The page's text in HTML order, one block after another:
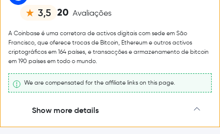
3,5 20 Avaliações
A Coinbase é uma corretora de activos digitais com sede em São
Francisco, que oferece trocas de Bitcoin, Ethereum e outros activos
criptográficos em 164 países, e transacções e armazenamento de bitcoin
em 190 países em todo o mundo.
We are compensated for the affiliate links on this page.
Show more details